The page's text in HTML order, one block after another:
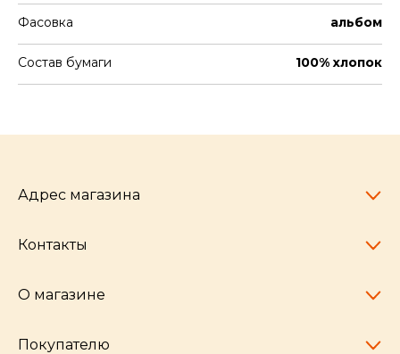
Фасовка альбом
Состав бумаги 100% хлопок
Адрес магазина
Челябинск,
Контакты
pocherkartshop@mail.ru
hello@pocherkartshop.ru
О магазине
Наши истории
Покупателю